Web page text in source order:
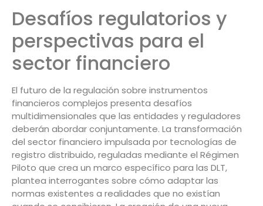
Desafíos regulatorios y
perspectivas para el
sector financiero
El futuro de la regulación sobre instrumentos
financieros complejos presenta desafíos
multidimensionales que las entidades y reguladores
deberán abordar conjuntamente. La transformación
del sector financiero impulsada por tecnologías de
registro distribuido, reguladas mediante el Régimen
Piloto que crea un marco específico para las DLT,
plantea interrogantes sobre cómo adaptar las
normas existentes a realidades que no existían